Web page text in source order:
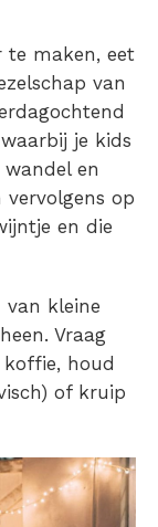
te maken, eet
van
je kids
wandel en
vervolgens op
en die
van kleine
Vraag
houd
of kruip